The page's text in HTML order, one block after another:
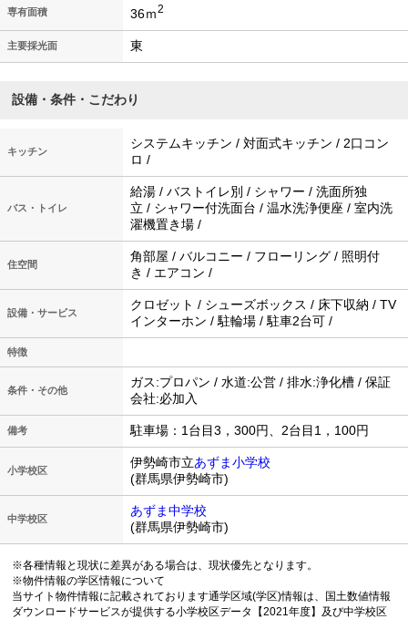
専有面積 36ｍ2
主要採光面 東
設備・条件・こだわり
キッチン
システムキッチン / 対面式キッチン / 2口コン
ロ /
バス・トイレ
給湯 / バストイレ別 / シャワー / 洗面所独
立 / シャワー付洗面台 / 温水洗浄便座 / 室内洗
濯機置き場 /
住空間
角部屋 / バルコニー / フローリング / 照明付
き / エアコン /
設備・サービス
クロゼット / シューズボックス / 床下収納 / TV
インターホン / 駐輪場 / 駐車2台可 /
特徴
条件・その他
ガス:プロパン / 水道:公営 / 排水:浄化槽 / 保証
会社:必加入
備考 駐車場：1台目3，300円、2台目1，100円
小学校区
伊勢崎市立あずま小学校
(群馬県伊勢崎市)
中学校区
あずま中学校
(群馬県伊勢崎市)
※各種情報と現状に差異がある場合は、現状優先となります。
※物件情報の学区情報について
当サイト物件情報に記載されております通学区域(学区)情報は、国土数値情報
ダウンロードサービスが提供する小学校区データ【2021年度】及び中学校区